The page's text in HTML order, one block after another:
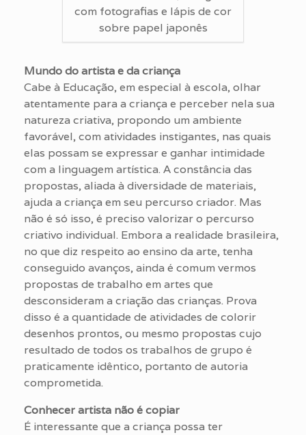
com fotografias e lápis de cor
sobre papel japonês
Mundo do artista e da criança
Cabe à Educação, em especial à escola, olhar
atentamente para a criança e perceber nela sua
natureza criativa, propondo um ambiente
favorável, com atividades instigantes, nas quais
elas possam se expressar e ganhar intimidade
com a linguagem artística. A constância das
propostas, aliada à diversidade de materiais,
ajuda a criança em seu percurso criador. Mas
não é só isso, é preciso valorizar o percurso
criativo individual. Embora a realidade brasileira,
no que diz respeito ao ensino da arte, tenha
conseguido avanços, ainda é comum vermos
propostas de trabalho em artes que
desconsideram a criação das crianças. Prova
disso é a quantidade de atividades de colorir
desenhos prontos, ou mesmo propostas cujo
resultado de todos os trabalhos de grupo é
praticamente idêntico, portanto de autoria
comprometida.
Conhecer artista não é copiar
É interessante que a criança possa ter